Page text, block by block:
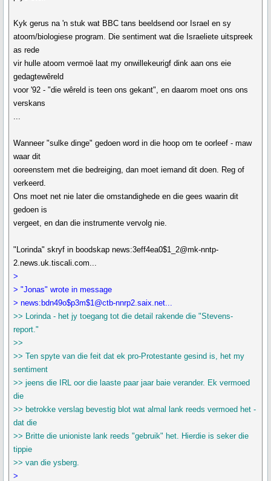
Kyk gerus na 'n stuk wat BBC tans beeldsend oor Israel en sy
atoom/biologiese program. Die sentiment wat die Israeliete uitspreek
as rede
vir hulle atoom vermoë laat my onwillekeurigf dink aan ons eie
gedagtewêreld
voor '92 - "die wêreld is teen ons gekant", en daarom moet ons ons
verskans
...
Wanneer "sulke dinge" gedoen word in die hoop om te oorleef - maw
waar dit
ooreenstem met die bedreiging, dan moet iemand dit doen. Reg of
verkeerd.
Ons moet net nie later die omstandighede en die gees waarin dit
gedoen is
vergeet, en dan die instrumente vervolg nie.
"Lorinda" skryf in boodskap news:3eff4ea0$1_2@mk-nntp-
2.news.uk.tiscali.com...
>
> "Jonas" wrote in message
> news:bdn49o$p3m$1@ctb-nnrp2.saix.net...
>> Lorinda - het jy toegang tot die detail rakende die "Stevens-
report."
>>
>> Ten spyte van die feit dat ek pro-Protestante gesind is, het my
sentiment
>> jeens die IRL oor die laaste paar jaar baie verander. Ek vermoed
die
>> betrokke verslag bevestig blot wat almal lank reeds vermoed het -
dat die
>> Britte die unioniste lank reeds "gebruik" het. Hierdie is seker die
tippie
>> van die ysberg.
>